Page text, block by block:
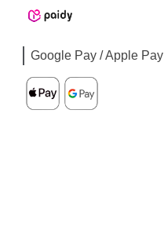
Google Pay / Apple Pay